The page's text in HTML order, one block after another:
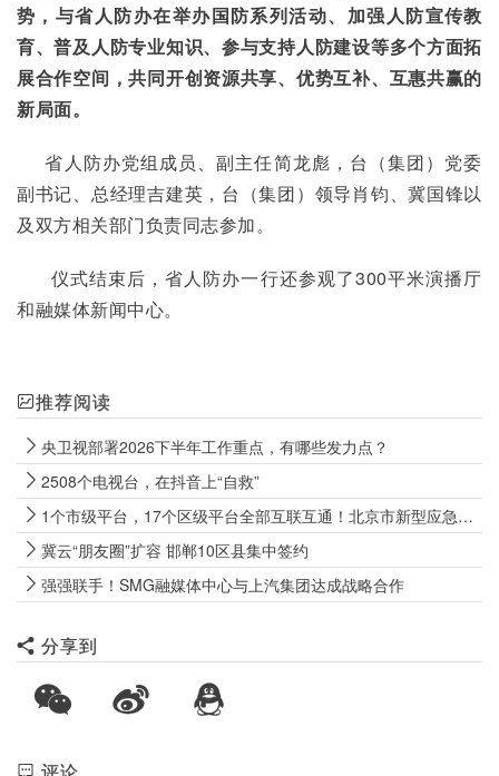
势，与省人防办在举办国防系列活动、加强人防宣传教
育、普及人防专业知识、参与支持人防建设等多个方面拓
展合作空间，共同开创资源共享、优势互补、互惠共赢的
新局面。
省人防办党组成员、副主任简龙彪，台（集团）党委
副书记、总经理吉建英，台（集团）领导肖钧、冀国锋以
及双方相关部门负责同志参加。
仪式结束后，省人防办一行还参观了300平米演播厅
和融媒体新闻中心。
推荐阅读
央卫视部署2026下半年工作重点，有哪些发力点？
2508个电视台，在抖音上“自救”
1个市级平台，17个区级平台全部互联互通！北京市新型应急广播体系基本建成
冀云“朋友圈”扩容 邯郸10区县集中签约
强强联手！SMG融媒体中心与上汽集团达成战略合作
分享到
评论